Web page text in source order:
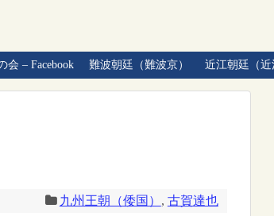
会 – Facebook 難波朝廷（難波京） 近江朝廷（近
九州王朝（倭国） , 古賀達也